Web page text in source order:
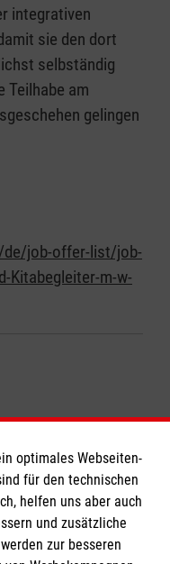
integrativen
sie den dort
selbständig
Teilhabe am
gelingen
job-offer-list/job-
Kitabegleiter-m-w-
optimales Webseiten-
für den technischen
helfen uns aber auch
und zusätzliche
zur besseren